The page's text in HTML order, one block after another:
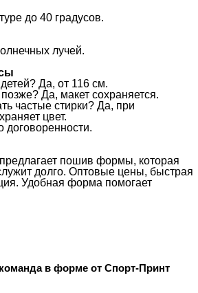
до 40 градусов.
лучей.
Да, от 116 см.
Да, макет сохраняется.
частые стирки? Да, при
цвет.
пошив формы, которая
долго. Оптовые цены, быстрая
Удобная форма помогает
в форме от Спорт-Принт